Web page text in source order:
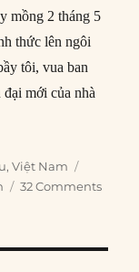
mồng 2 tháng 5
thức lên ngôi
tôi, vua ban
mới của nhà
Long trả thù tàn khốc
,Việt Nam
32 Comments